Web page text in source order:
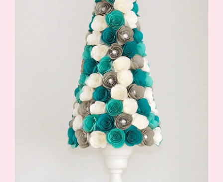
Produkte erklärt
Über Stampin’ Up!
Tipps & Tricks
Ordnungstipps